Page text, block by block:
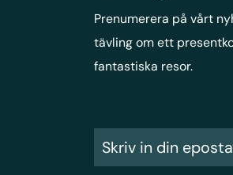
Prenumerera på vårt
tävling om ett
fantastiska resor.